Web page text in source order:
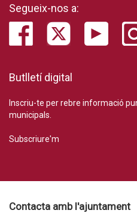
Segueix-nos a:
Butlletí digital
Inscriu-te per rebre informació
municipals.
Subscriure'm
Contacta amb l'ajuntament